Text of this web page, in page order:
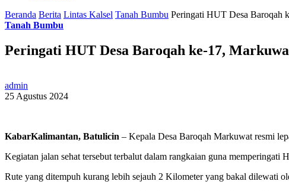
Beranda Berita Lintas Kalsel Tanah Bumbu Peringati HUT Desa Baroqah
Tanah Bumbu
Peringati HUT Desa Baroqah ke-17,
admin
25 Agustus 2024
KabarKalimantan, Batulicin – Kepala Desa Baroqah Markuwat resmi
Kegiatan jalan sehat tersebut terbalut dalam rangkaian guna
Rute yang ditempuh kurang lebih sejauh 2 Kilometer yang bakal dilewati